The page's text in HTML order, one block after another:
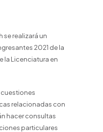
se realizará un
2021 de la
la Licenciatura en
cuestiones
relacionadas con
hacer consultas
particulares